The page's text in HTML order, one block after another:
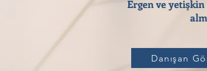
Ergen ve
Danışan